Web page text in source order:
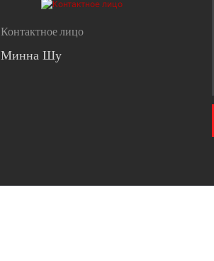
Контактное лицо
Минна Шу